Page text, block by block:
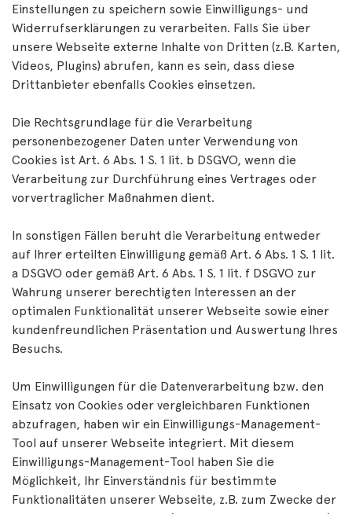
Einstellungen zu speichern sowie Einwilligungs- und
Widerrufserklärungen zu verarbeiten. Falls Sie über
unsere Webseite externe Inhalte von Dritten (z.B. Karten,
Videos, Plugins) abrufen, kann es sein, dass diese
Drittanbieter ebenfalls Cookies einsetzen.
Die Rechtsgrundlage für die Verarbeitung
personenbezogener Daten unter Verwendung von
Cookies ist Art. 6 Abs. 1 S. 1 lit. b DSGVO, wenn die
Verarbeitung zur Durchführung eines Vertrages oder
vorvertraglicher Maßnahmen dient.
In sonstigen Fällen beruht die Verarbeitung entweder
auf Ihrer erteilten Einwilligung gemäß Art. 6 Abs. 1 S. 1 lit.
a DSGVO oder gemäß Art. 6 Abs. 1 S. 1 lit. f DSGVO zur
Wahrung unserer berechtigten Interessen an der
optimalen Funktionalität unserer Webseite sowie einer
kundenfreundlichen Präsentation und Auswertung Ihres
Besuchs.
Um Einwilligungen für die Datenverarbeitung bzw. den
Einsatz von Cookies oder vergleichbaren Funktionen
abzufragen, haben wir ein Einwilligungs-Management-
Tool auf unserer Webseite integriert. Mit diesem
Einwilligungs-Management-Tool haben Sie die
Möglichkeit, Ihr Einverständnis für bestimmte
Funktionalitäten unserer Webseite, z.B. zum Zwecke der